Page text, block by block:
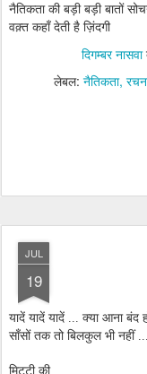
नैतिकता की बड़ी बड़ी बातों
वक़्त कहाँ देती है ज़िंदगी
दिगम्बर नासवा
लेबल: नैतिकता
JUL
19
यादें यादें यादें ... क्या आना बंद
साँसों तक तो बिलकुल भी नहीं
मिट्टी की